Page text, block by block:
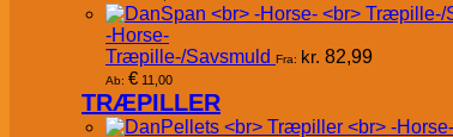
-Horse-
Træpille-/Savsmuld Fra: kr. 82,99
Ab: € 11,00
TRÆPILLER